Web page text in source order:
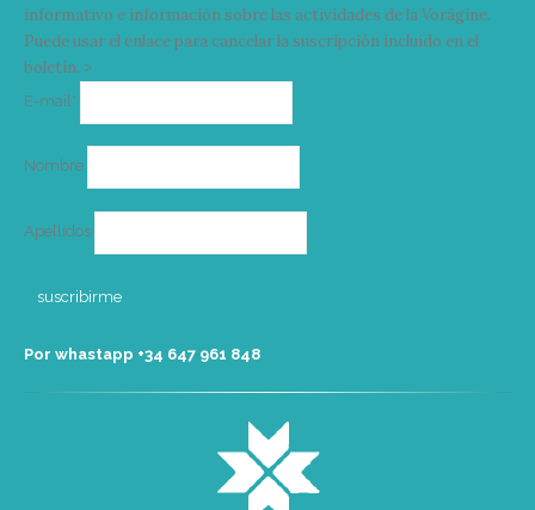
informativo e información sobre las actividades de la Vorágine.
Puede usar el enlace para cancelar la suscripción incluido en el
boletín. >
E-mail*
Nombre
Apellidos
Por whastapp +34 ‭647 961 848‬